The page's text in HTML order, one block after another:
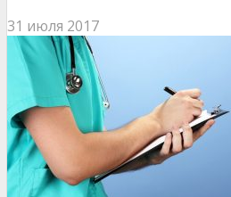
31 июля 2017